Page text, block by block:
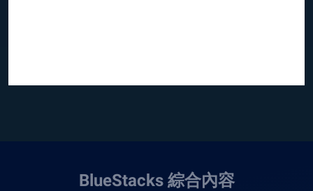
BlueStacks 綜合內容